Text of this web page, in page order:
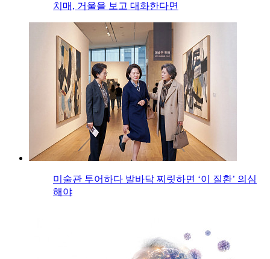
치매, 거울을 보고 대화한다면
미술관 투어하다 발바닥 찌릿하면 ‘이 질환’ 의심
해야